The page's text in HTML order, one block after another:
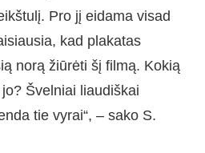
Pro jį eidama visad
kad plakatas
norą žiūrėti šį filmą. Kokią
Švelniai liaudiškai
tie vyrai“, – sako S.